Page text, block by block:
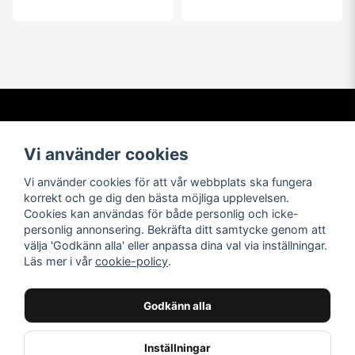
info@t-shirtbymail.com
Vi har varit i t-shirtbranschen
av högsta kvalitet till nöjda
kunder över hela världen.
Navigera
Leverans och retur
butiks info
Följ oss
Instagram
Vi använder cookies
Vi använder cookies för att vår webbplats ska fungera
korrekt och ge dig den bästa möjliga upplevelsen.
Cookies kan användas för både personlig och icke-
personlig annonsering. Bekräfta ditt samtycke genom att
välja 'Godkänn alla' eller anpassa dina val via inställningar.
Läs mer i vår cookie-policy.
Godkänn alla
Inställningar